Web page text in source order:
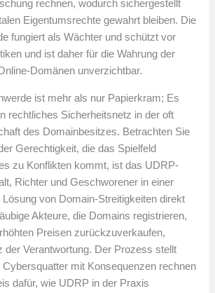
rechnen, wodurch sichergestellt
Eigentumsrechte gewahrt bleiben. Die
fungiert als Wächter und schützt vor
und ist daher für die Wahrung der
Domänen unverzichtbar.
ist mehr als nur Papierkram; Es
rechtliches Sicherheitsnetz in der oft
des Domainbesitzes. Betrachten Sie
Gerechtigkeit, die das Spielfeld
zu Konflikten kommt, ist das UDRP-
Richter und Geschworener in einer
von Domain-Streitigkeiten direkt
Akteure, die Domains registrieren,
Preisen zurückzuverkaufen,
der Verantwortung. Der Prozess stellt
mit Konsequenzen rechnen
dafür, wie UDRP in der Praxis